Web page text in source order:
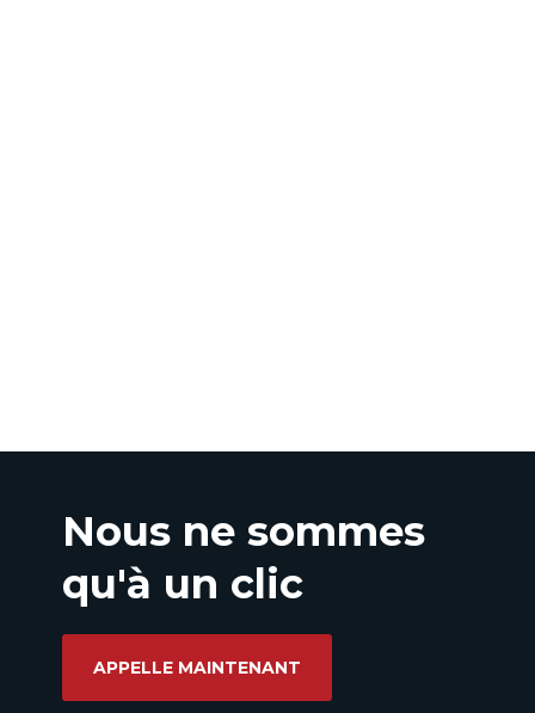
Nous ne sommes
qu'à un clic
APPELLE MAINTENANT